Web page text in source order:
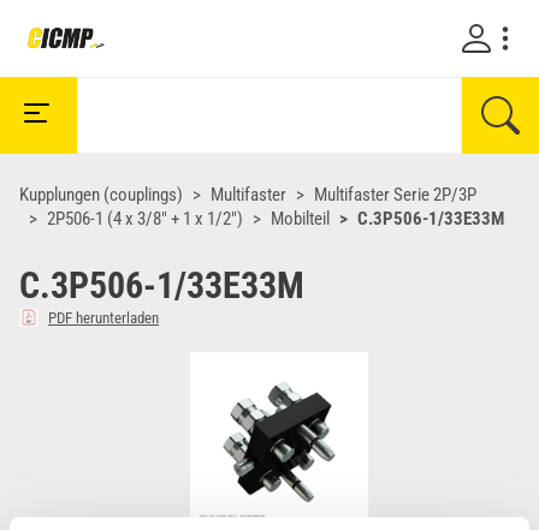
Kupplungen (couplings) Multifaster
Multifaster Serie 2P/3P
2P506-1 (4 x 3/8" + 1 x 1/2")
Mobilteil C.3P506-1/33E33M
C.3P506-1/33E33M
PDF herunterladen